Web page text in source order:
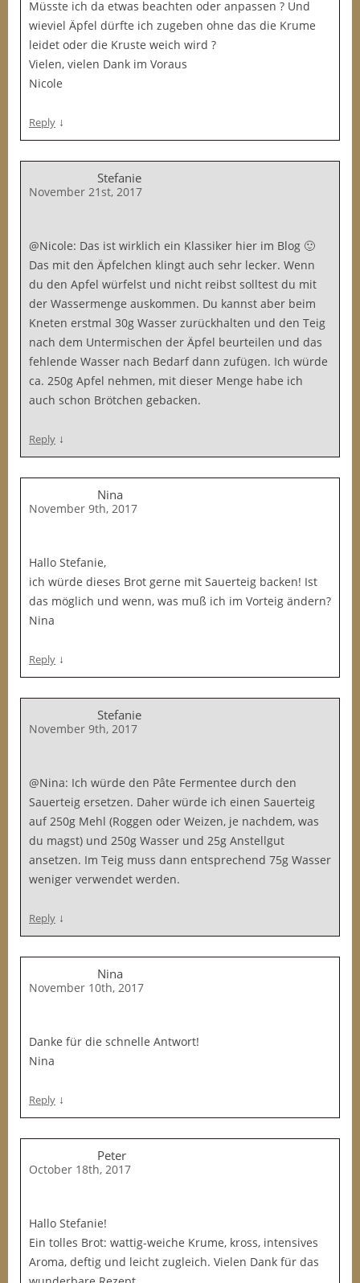
Müsste ich da etwas beachten oder anpassen ? Und
wieviel Äpfel dürfte ich zugeben ohne das die Krume
leidet oder die Kruste weich wird ?
Vielen, vielen Dank im Voraus
Nicole
Reply ↓
Stefanie
November 21st, 2017
@Nicole: Das ist wirklich ein Klassiker hier im Blog 🙂
Das mit den Äpfelchen klingt auch sehr lecker. Wenn
du den Apfel würfelst und nicht reibst solltest du mit
der Wassermenge auskommen. Du kannst aber beim
Kneten erstmal 30g Wasser zurückhalten und den Teig
nach dem Untermischen der Äpfel beurteilen und das
fehlende Wasser nach Bedarf dann zufügen. Ich würde
ca. 250g Apfel nehmen, mit dieser Menge habe ich
auch schon Brötchen gebacken.
Reply ↓
Nina
November 9th, 2017
Hallo Stefanie,
ich würde dieses Brot gerne mit Sauerteig backen! Ist
das möglich und wenn, was muß ich im Vorteig ändern?
Nina
Reply ↓
Stefanie
November 9th, 2017
@Nina: Ich würde den Pâte Fermentee durch den
Sauerteig ersetzen. Daher würde ich einen Sauerteig
auf 250g Mehl (Roggen oder Weizen, je nachdem, was
du magst) und 250g Wasser und 25g Anstellgut
ansetzen. Im Teig muss dann entsprechend 75g Wasser
weniger verwendet werden.
Reply ↓
Nina
November 10th, 2017
Danke für die schnelle Antwort!
Nina
Reply ↓
Peter
October 18th, 2017
Hallo Stefanie!
Ein tolles Brot: wattig-weiche Krume, kross, intensives
Aroma, deftig und leicht zugleich. Vielen Dank für das